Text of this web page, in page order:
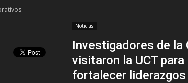
Noticias
Investigadores de la
visitaron la UCT para
fortalecer